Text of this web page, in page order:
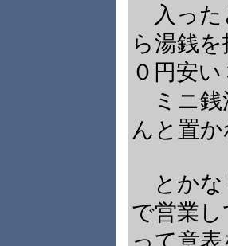
入った
ら湯銭
０円安
ミニ銭
んと置
とかな
で営業
って意